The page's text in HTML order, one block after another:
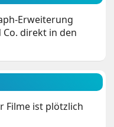
Erweiterung
direkt in den
Filme ist plötzlich